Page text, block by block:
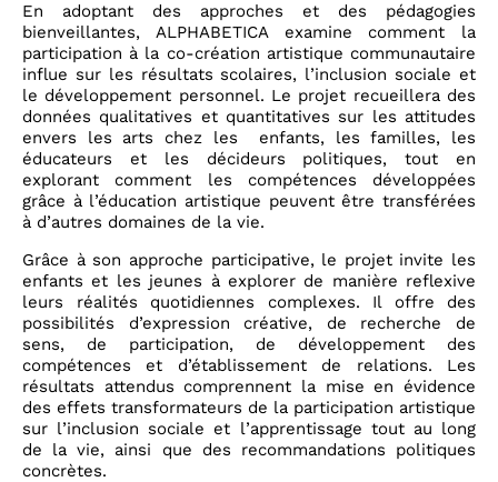
En adoptant des approches et des pédagogies
bienveillantes, ALPHABETICA examine comment la
participation à la co-création artistique communautaire
influe sur les résultats scolaires, l’inclusion sociale et
le développement personnel. Le projet recueillera des
données qualitatives et quantitatives sur les attitudes
envers les arts chez les enfants, les familles, les
éducateurs et les décideurs politiques, tout en
explorant comment les compétences développées
grâce à l’éducation artistique peuvent être transférées
à d’autres domaines de la vie.
Grâce à son approche participative, le projet invite les
enfants et les jeunes à explorer de manière reflexive
leurs réalités quotidiennes complexes. Il offre des
possibilités d’expression créative, de recherche de
sens, de participation, de développement des
compétences et d’établissement de relations. Les
résultats attendus comprennent la mise en évidence
des effets transformateurs de la participation artistique
sur l’inclusion sociale et l’apprentissage tout au long
de la vie, ainsi que des recommandations politiques
concrètes.